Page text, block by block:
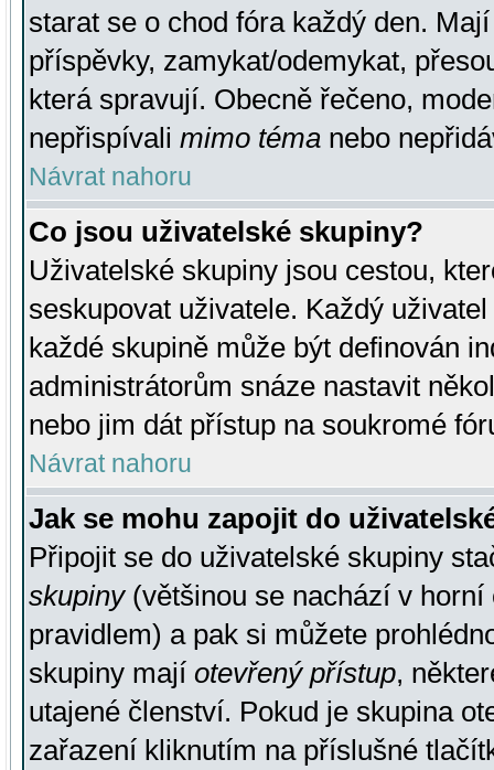
starat se o chod fóra každý den.
příspěvky, zamykat/odemykat,
která spravují. Obecně řečeno,
nepřispívali mimo téma nebo
Návrat nahoru
Co jsou uživatelské skupiny?
Uživatelské skupiny jsou cestou,
seskupovat uživatele. Každý
každé skupině může být definován
administrátorům snáze nastavit
nebo jim dát přístup na soukromé
Návrat nahoru
Jak se mohu zapojit do
Připojit se do uživatelské skupiny
skupiny(většinou se nachází v horní
pravidlem) a pak si můžete
skupiny mají otevřený přístup,
utajené členství. Pokud je skupina
zařazení kliknutím na příslušné